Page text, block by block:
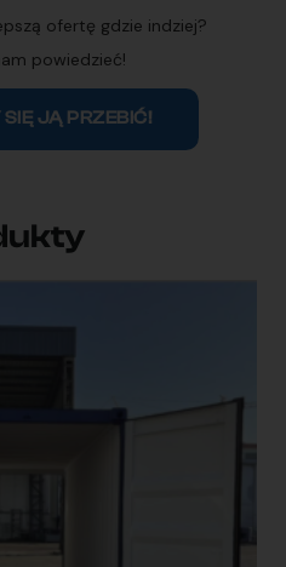
ofertę gdzie indziej?
powiedzieć!
JĄ PRZEBIĆ!